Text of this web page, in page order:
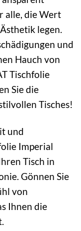
alle, die Wert
legen.
und
Hauch von
Tischfolie
Sie die
Tisches!
und
Imperial
Tisch in
Gönnen Sie
von
Ihnen die